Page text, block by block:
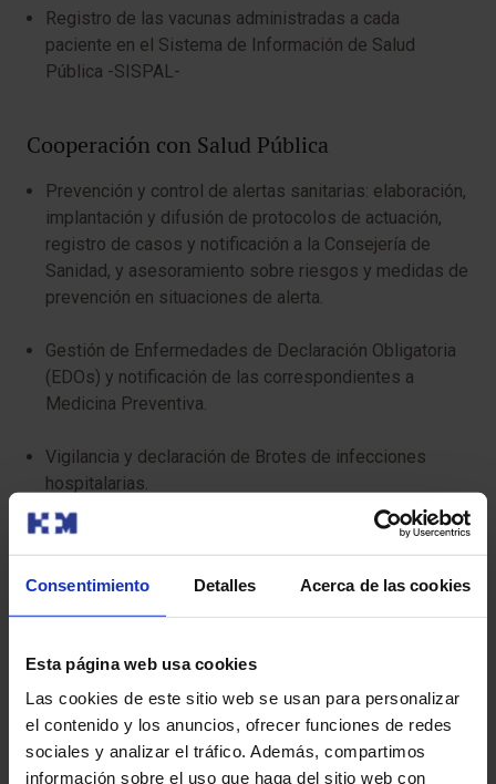
Consentimiento Detalles Acerca de las cookies
Esta página web usa cookies
Las cookies de este sitio web se usan para personalizar
el contenido y los anuncios, ofrecer funciones de redes
sociales y analizar el tráfico. Además, compartimos
información sobre el uso que haga del sitio web con
Registro de las vacunas administradas a cada
paciente en el Sistema de Información de Salud
Pública -SISPAL-
Cooperación con Salud Pública
Prevención y control de alertas sanitarias: elaboración,
implantación y difusión de protocolos de actuación,
registro de casos y notificación a la Consejería de
Sanidad, y asesoramiento sobre riesgos y medidas de
prevención en situaciones de alerta.
Gestión de Enfermedades de Declaración Obligatoria
(EDOs) y notificación de las correspondientes a
Medicina Preventiva.
Vigilancia y declaración de Brotes de infecciones
hospitalarias.
Mantenimiento del Registro de Vacunación del
Sistema de Información de Salud Pública -SISPAL-
Colaboración técnica en áreas relativas a la Salud
referencia.
Colaboración en elaboración de protocolos
multidisciplinares en situaciones de alerta
epidemiológica de acuerdo con las autoridades